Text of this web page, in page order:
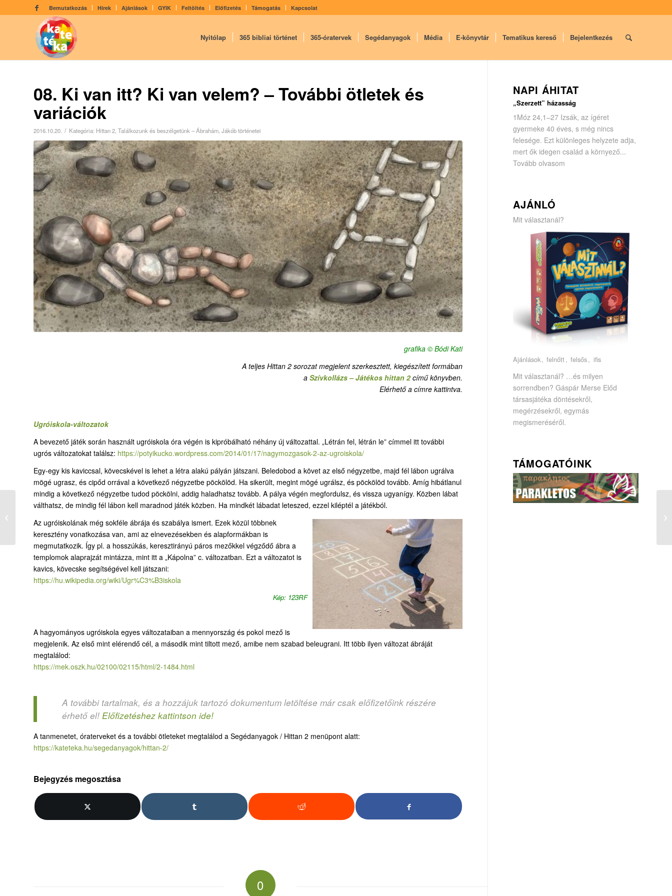
Bemutatkozás Hírek Ajánlások GYIK Feltöltés Előfizetés Támogatás Kapcsolat
Nyitólap 365 bibliai történet 365-óratervek Segédanyagok Média E-könyvtár Tematikus kereső Bejelentkezés
08. Ki van itt? Ki van velem? – További ötletek és
variációk
2016.10.20. / Kategória: Hittan 2 Találkozunk és beszélgetünk – Ábrahám, Jákób történetei
grafika © Bódi Kati
A teljes Hittan 2 sorozat megjelent szerkesztett, kiegészített formában
a Szívkollázs – Játékos hittan 2című könyvben.
Elérhető a címre kattintva.
Ugróiskola-változatok
A bevezető játék során használt ugróiskola óra végén is kipróbálható néhány új változattal. „Létrán fel, létrán le” címmel itt további
ugrós változatokat találsz: https://potyikucko.wordpress.com/2014/01/17/nagymozgasok-2-az-ugroiskola/
Egy-egy kis kaviccsal, kövecskével is lehet a létra alakú pályán játszani. Beledobod a követ az első négyzetbe, majd fél lábon ugrálva
mögé ugrasz, és cipőd orrával a következő négyzetbe pöckölöd. Ha sikerült, megint mögé ugrálsz, és pöckölöd tovább. Amíg hibátlanul
mindig a következő négyzetbe tudod pöckölni, addig haladhatsz tovább. A pálya végén megfordulsz, és vissza ugyanígy. Közben lábat
válthatsz, de mindig fél lábon kell maradnod játék közben. Ha mindkét lábadat leteszed, ezzel kiléptél a játékból.
Az ugróiskolának még sokféle ábrája és szabálya ismert. Ezek közül többnek
keresztény vonatkozása van, ami az elnevezésekben és alapformákban is
megmutatkozik. Így pl. a hosszúkás, keresztirányú páros mezőkkel végződő ábra a
templomok alaprajzát mintázza, mint itt a „Kápolna” c. változatban. Ezt a változatot is
kavics, kövecske segítségével kell játszani:
https://hu.wikipedia.org/wiki/Ugr%C3%B3iskola
Kép: 123RF
A hagyományos ugróiskola egyes változataiban a mennyország és pokol mező is
megjelenik. Az első mint elérendő cél, a második mint tiltott mező, amibe nem szabad beleugrani. Itt több ilyen változat ábráját
megtalálod:
https://mek.oszk.hu/02100/02115/html/2-1484.html
A további tartalmak, és a hozzájuk tartozó dokumentum letöltése már csak előfizetőink részére
érhető el! Előfizetéshez kattintson ide!
A tanmenetet, óraterveket és a további ötleteket megtalálod a Segédanyagok / Hittan 2 menüpont alatt:
https://kateteka.hu/segedanyagok/hittan-2/
Bejegyzés megosztása
0
NAPI ÁHITAT
„Szerzett” házasság
1Móz 24,1–27 Izsák, az ígéret
gyermeke 40 éves, s még nincs
felesége. Ezt különleges helyzete adja,
mert ők idegen család a környező...
Tovább olvasom
AJÁNLÓ
Mit választanál?
Ajánlások felnőtt felsős ifis
Mit választanál? …és milyen
sorrendben? Gáspár Merse Előd
társasjátéka döntésekről,
megérzésekről, egymás
megismeréséről.
TÁMOGATÓINK